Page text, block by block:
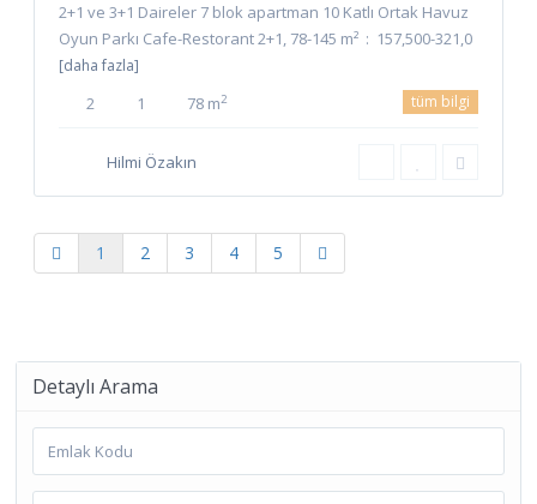
2+1 ve 3+1 Daireler 7 blok apartman 10 Katlı Ortak Havuz
Oyun Parkı Cafe-Restorant 2+1, 78-145 m² : 157,500-321,0
[daha fazla]
2 1 78 m2 tüm bilgi
Hilmi Özakın
1 2 3 4 5
Detaylı Arama